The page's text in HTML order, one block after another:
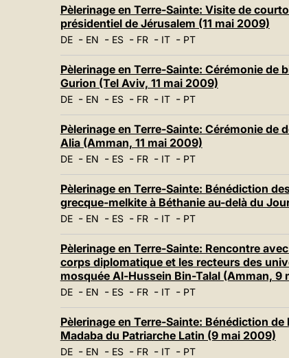
Pèlerinage en Terre-Sainte: Visite de
présidentiel de Jérusalem (11 mai 2009)
DE- EN - ES- FR- IT- PT
Pèlerinage en Terre-Sainte: Cérémonie de
Gurion (Tel Aviv, 11 mai 2009)
DE- EN - ES- FR- IT- PT
Pèlerinage en Terre-Sainte: Cérémonie de
Alia (Amman, 11 mai 2009)
DE- EN - ES- FR- IT- PT
Pèlerinage en Terre-Sainte: Bénédiction
grecque-melkite à Béthanie au-delà du
DE- EN - ES- FR- IT- PT
Pèlerinage en Terre-Sainte: Rencontre
corps diplomatique et les recteurs des
mosquée Al-Hussein Bin-Talal (Amman, 9
DE- EN - ES- FR- IT- PT
Pèlerinage en Terre-Sainte: Bénédiction
Madaba du Patriarche Latin (9 mai 2009)
DE- EN - ES- FR- IT- PT